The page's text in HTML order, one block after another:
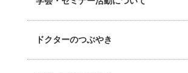
ドクターのつぶやき